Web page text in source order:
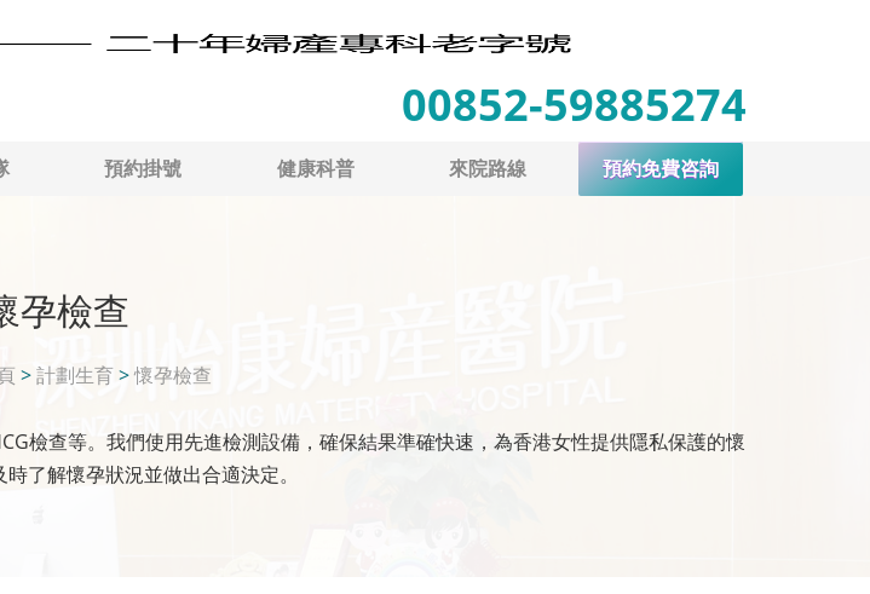
00852-59885274
預約掛號 健康科普 來院路線 預約免費咨詢
孕檢查
>計劃生育>懷孕檢查
檢查等。我們使用先進檢測設備，確保結果準確快速，為香港女性提供隱私保護的懷
了解懷孕狀況並做出合適決定。